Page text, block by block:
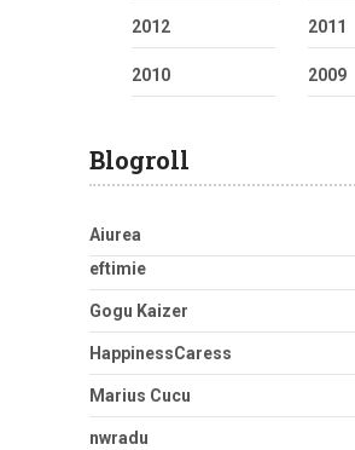
2012 2011
2010 2009
Blogroll
Aiurea
eftimie
Gogu Kaizer
HappinessCaress
Marius Cucu
nwradu